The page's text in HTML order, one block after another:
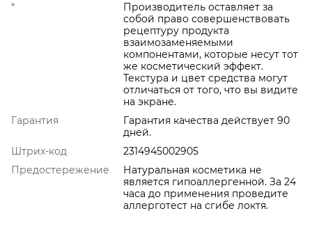
*
Производитель оставляет за
собой право совершенствовать
рецептуру продукта
взаимозаменяемыми
компонентами, которые несут тот
же косметический эффект.
Текстура и цвет средства могут
отличаться от того, что вы видите
на экране.
Гарантия
Гарантия качества действует 90
дней.
Штрих-код
2314945002905
Предостережение
Натуральная косметика не
является гипоаллергенной. За 24
часа до применения проведите
аллерготест на сгибе локтя.